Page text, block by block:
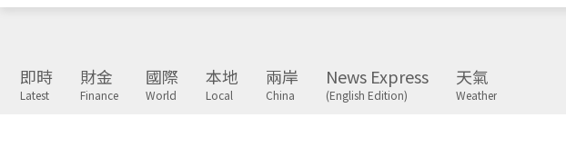
即時
Latest
財金
Finance
國際
World
本地
Local
兩岸
China
News Express
(English Edition)
天氣
Weather